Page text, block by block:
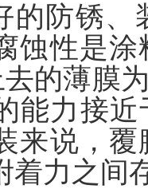
的防锈
蚀性是
的薄膜
能力接
来说，
着力之间